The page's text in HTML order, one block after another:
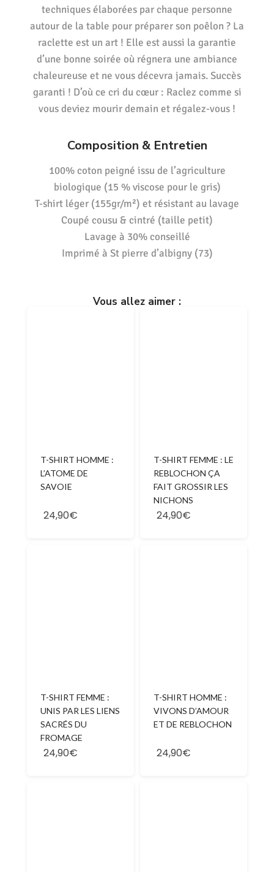
techniques élaborées par chaque personne
autour de la table pour préparer son poêlon ? La
raclette est un art ! Elle est aussi la garantie
d’une bonne soirée où régnera une ambiance
chaleureuse et ne vous décevra jamais. Succès
garanti ! D’où ce cri du cœur : Raclez comme si
vous deviez mourir demain et régalez-vous !
Composition & Entretien
100% coton peigné issu de l’agriculture
biologique (15 % viscose pour le gris)
T-shirt léger (155gr/m²) et résistant au lavage
Coupé cousu & cintré (taille petit)
Lavage à 30% conseillé
Imprimé à St pierre d’albigny (73)
Vous allez aimer :
T-SHIRT HOMME :
L’ATOME DE
SAVOIE
24,90€
T-SHIRT FEMME : LE
REBLOCHON ÇA
FAIT GROSSIR LES
NICHONS
24,90€
T-SHIRT FEMME :
UNIS PAR LES LIENS
SACRÉS DU
FROMAGE
24,90€
T-SHIRT HOMME :
VIVONS D’AMOUR
ET DE REBLOCHON
24,90€